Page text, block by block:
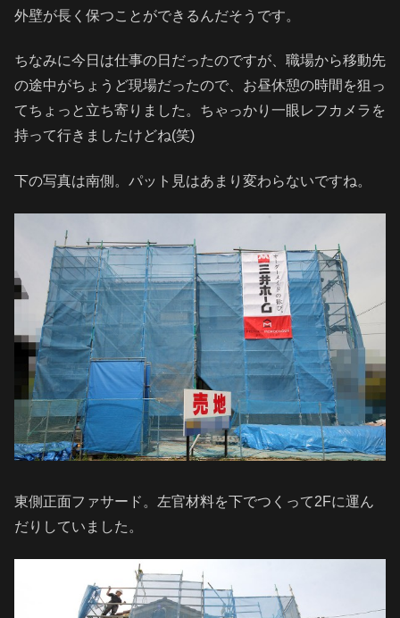
外壁が長く保つことができるんだそうです。
ちなみに今日は仕事の日だったのですが、職場から移動先
の途中がちょうど現場だったので、お昼休憩の時間を狙っ
てちょっと立ち寄りました。ちゃっかり一眼レフカメラを
持って行きましたけどね(笑)
下の写真は南側。パット見はあまり変わらないですね。
東側正面ファサード。左官材料を下でつくって2Fに運ん
だりしていました。